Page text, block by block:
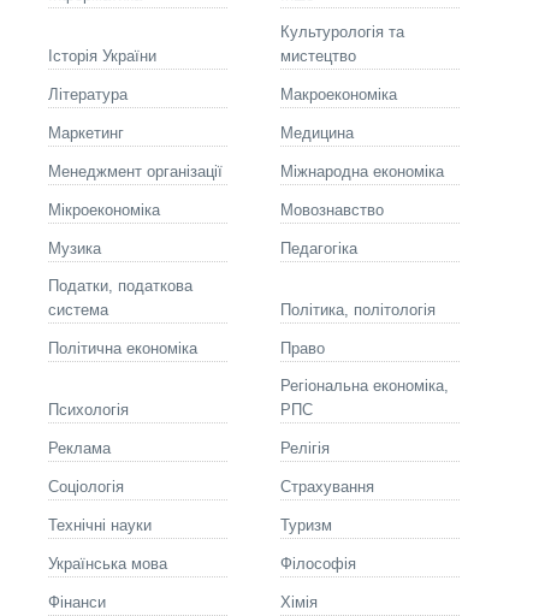
Історія України
Культурологія та
мистецтво
Літературa Макроекономіка
Маркетинг Медицина
Менеджмент організації Міжнародна економіка
Мікроекономіка Мовознавство
Музика Педагогіка
Податки, податкова
система
Політика, політологія
Політична економіка Право
Психологія
Регіональна економіка,
РПС
Реклама Релігія
Соціологія Страхування
Технічні науки Туризм
Українська мова Філософія
Фінанси Хімія